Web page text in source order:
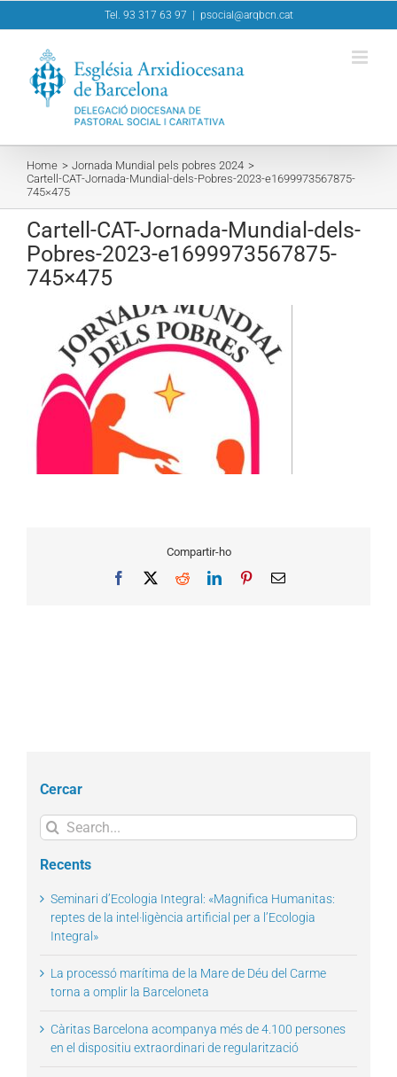
to
Tel. 93 317 63 97 psocial@arqbcn.cat
Home
Jornada Mundial pels pobres 2024
Cartell-CAT-Jornada-Mundial-dels-Pobres-2023-e1699973567875-
745×475
Cartell-CAT-Jornada-Mundial-dels-
Pobres-2023-e1699973567875-
745×475
Compartir-ho
Facebook RedditLinkedInPinterestEmail
Cercar
Search
for:
Recents
Seminari d’Ecologia Integral: «Magnifica Humanitas:
reptes de la intel·ligència artificial per a l’Ecologia
Integral»
La processó marítima de la Mare de Déu del Carme
torna a omplir la Barceloneta
Càritas Barcelona acompanya més de 4.100 persones
en el dispositiu extraordinari de regularització